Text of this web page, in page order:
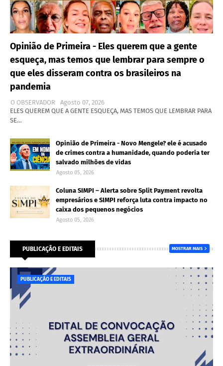
Opinião de Primeira - Eles querem que a gente
esqueça, mas temos que lembrar para sempre o
que eles disseram contra os brasileiros na
pandemia
O OBSERVADOR
Agosto 07, 2026
ELES QUEREM QUE A GENTE ESQUEÇA, MAS TEMOS QUE LEMBRAR PARA
SE…
Opinião de Primeira - Novo Mengele? ele é acusado
de crimes contra a humanidade, quando poderia ter
salvado milhões de vidas
Agosto 05, 2026
Coluna SIMPI – Alerta sobre Split Payment revolta
empresários e SIMPI reforça luta contra impacto no
caixa dos pequenos negócios
Agosto 05, 2026
PUBLICAÇÃO E EDITAIS MOSTRAR MAIS
PUBLICAÇÃO E EDITAIS